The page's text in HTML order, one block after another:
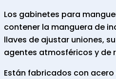
Los gabinetes para
contener la manguera de
llaves de ajustar uniones,
agentes atmosféricos y de
Están fabricados con